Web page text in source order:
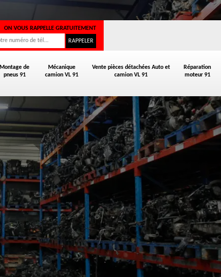
Montage de
pneus 91
Mécanique
camion VL 91
Vente pièces détachées Auto et
camion VL 91
Réparation
moteur 91
ON VOUS RAPPELLE GRATUITEMENT